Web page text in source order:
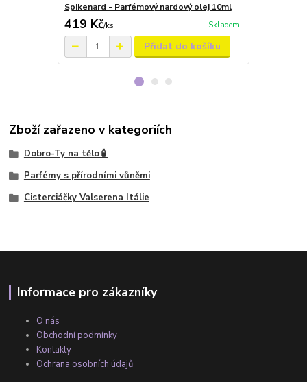
Spikenard - Parfémový nardový olej 10ml
419 Kč/ks Skladem
Přidat do košíku
Zboží zařazeno v kategoriích
Dobro-Ty na tělo🧴
Parfémy s přírodními vůněmi
Cisterciáčky Valserena Itálie
Informace pro zákazníky
O nás
Obchodní podmínky
Kontakty
Ochrana osobních údajů